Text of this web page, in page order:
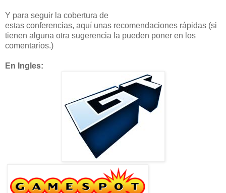
Y para seguir la cobertura de
estas conferencias, aquí unas recomendaciones rápidas (si
tienen alguna otra sugerencia la pueden poner en los
comentarios.)
En Ingles: